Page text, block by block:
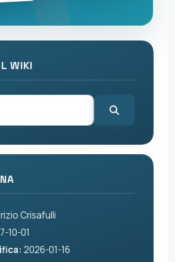
WIKI
Crisafulli
10-01
2026-01-16